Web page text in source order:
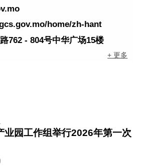
home/zh-hant
762 - 804号中华广场15楼
+ 更多
业园工作组举行2026年第一次